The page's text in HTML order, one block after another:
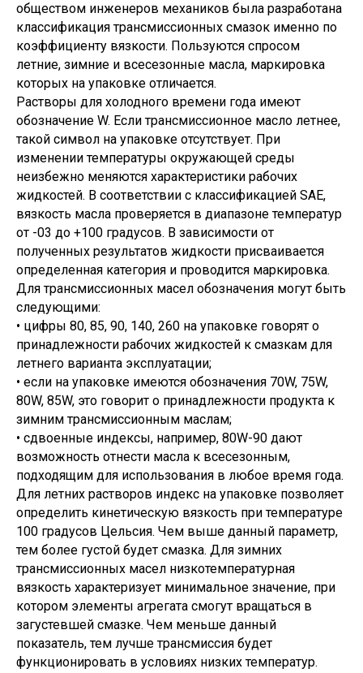
обществом инженеров механиков была разработана
классификация трансмиссионных смазок именно по
коэффициенту вязкости. Пользуются спросом
летние, зимние и всесезонные масла, маркировка
которых на упаковке отличается.
Растворы для холодного времени года имеют
обозначение W. Если трансмиссионное масло летнее,
такой символ на упаковке отсутствует. При
изменении температуры окружающей среды
неизбежно меняются характеристики рабочих
жидкостей. В соответствии с классификацией SAE,
вязкость масла проверяется в диапазоне температур
от -03 до +100 градусов. В зависимости от
полученных результатов жидкости присваивается
определенная категория и проводится маркировка.
Для трансмиссионных масел обозначения могут быть
следующими:
• цифры 80, 85, 90, 140, 260 на упаковке говорят о
принадлежности рабочих жидкостей к смазкам для
летнего варианта эксплуатации;
• если на упаковке имеются обозначения 70W, 75W,
80W, 85W, это говорит о принадлежности продукта к
зимним трансмиссионным маслам;
• сдвоенные индексы, например, 80W-90 дают
возможность отнести масла к всесезонным,
подходящим для использования в любое время года.
Для летних растворов индекс на упаковке позволяет
определить кинетическую вязкость при температуре
100 градусов Цельсия. Чем выше данный параметр,
тем более густой будет смазка. Для зимних
трансмиссионных масел низкотемпературная
вязкость характеризует минимальное значение, при
котором элементы агрегата смогут вращаться в
загустевшей смазке. Чем меньше данный
показатель, тем лучше трансмиссия будет
функционировать в условиях низких температур.